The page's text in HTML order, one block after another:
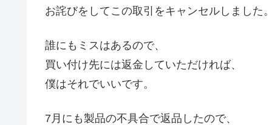
お詫びをしてこの取引をキャンセルしました。
誰にもミスはあるので、
買い付け先には返金していただければ、
僕はそれでいいです。
7月にも製品の不具合で返品したので、